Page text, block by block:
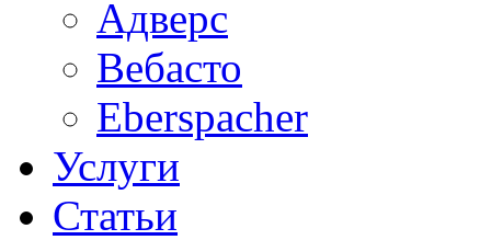
Адверс
Вебасто
Eberspacher
Услуги
Статьи